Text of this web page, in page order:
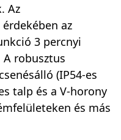
Az
az
3 percnyi
robusztus
(IP54-es
talp és a V-horony
és más